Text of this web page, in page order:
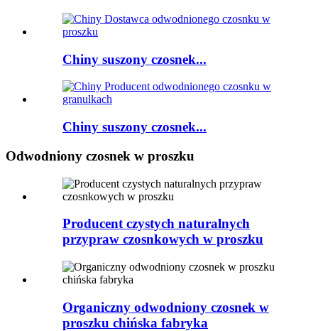
Chiny suszony czosnek...
Chiny suszony czosnek...
Odwodniony czosnek w proszku
Producent czystych naturalnych
przypraw czosnkowych w proszku
Organiczny odwodniony czosnek w
proszku chińska fabryka